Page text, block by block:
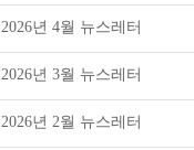
2026년 4월 뉴스레터
2026년 3월 뉴스레터
2026년 2월 뉴스레터